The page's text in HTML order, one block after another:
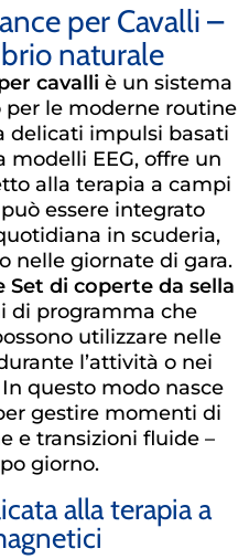
per Cavalli –
naturale
cavalli è un sistema
le moderne routine
delicati impulsi basati
modelli EEG, offre un
alla terapia a campi
essere integrato
in scuderia,
nelle giornate di gara.
Set di coperte da sella
di programma che
utilizzare nelle
l’attività o nei
questo modo nasce
gestire momenti di
e transizioni fluide –
giorno.
alla terapia a